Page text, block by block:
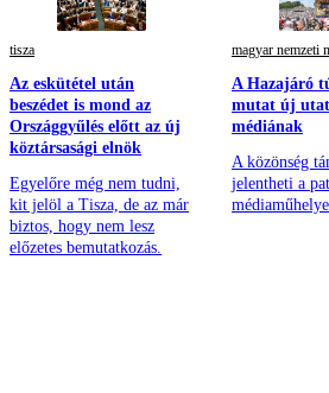
tisza
Az eskütétel után
beszédet is mond az
Országgyűlés előtt az új
köztársasági elnök
Egyelőre még nem tudni,
kit jelöl a Tisza, de az már
biztos, hogy nem lesz
előzetes bemutatkozás.
magyar nemzeti
A Hazajáró
mutat új
médiának
A közönség
jelentheti a